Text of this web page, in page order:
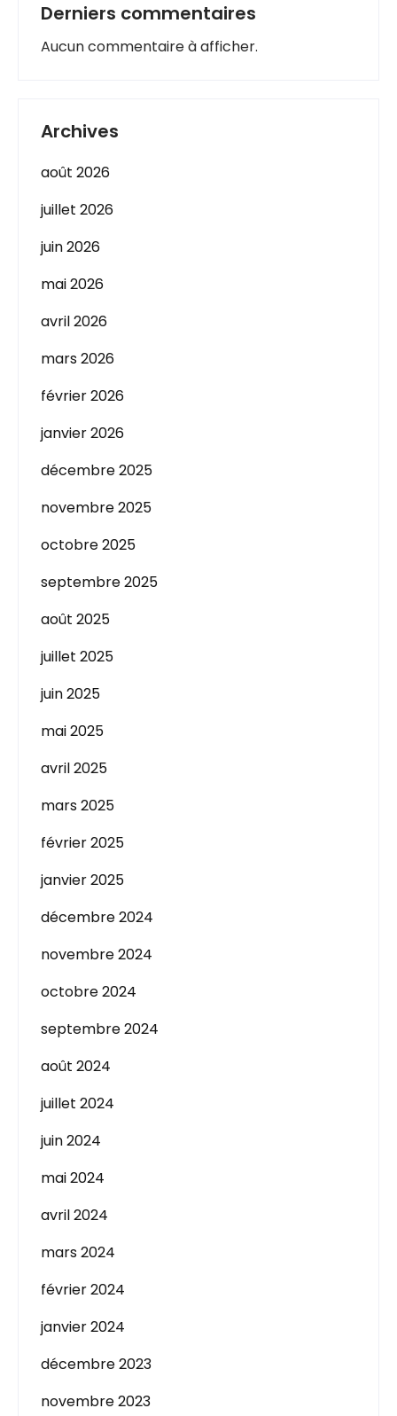
Derniers commentaires
Aucun commentaire à afficher.
Archives
août 2026
juillet 2026
juin 2026
mai 2026
avril 2026
mars 2026
février 2026
janvier 2026
décembre 2025
novembre 2025
octobre 2025
septembre 2025
août 2025
juillet 2025
juin 2025
mai 2025
avril 2025
mars 2025
février 2025
janvier 2025
décembre 2024
novembre 2024
octobre 2024
septembre 2024
août 2024
juillet 2024
juin 2024
mai 2024
avril 2024
mars 2024
février 2024
janvier 2024
décembre 2023
novembre 2023